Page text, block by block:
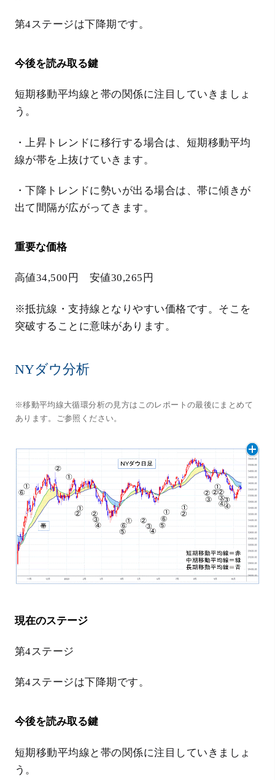
第4ステージは下降期です。
今後を読み取る鍵
短期移動平均線と帯の関係に注目していきましょ
う。
・上昇トレンドに移行する場合は、短期移動平均
線が帯を上抜けていきます。
・下降トレンドに勢いが出る場合は、帯に傾きが
出て間隔が広がってきます。
重要な価格
高値34,500円 安値30,265円
※抵抗線・支持線となりやすい価格です。そこを
突破することに意味があります。
NYダウ分析
※移動平均線大循環分析の見方はこのレポートの最後にまとめて
あります。ご参照ください。
現在のステージ
第4ステージ
第4ステージは下降期です。
今後を読み取る鍵
短期移動平均線と帯の関係に注目していきましょ
う。